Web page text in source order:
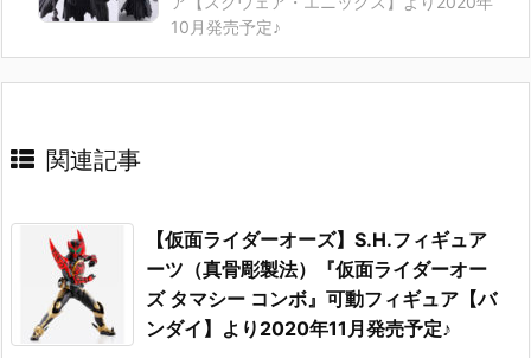
10月発売予定♪
関連記事
【仮面ライダーオーズ】S.H.フィギュア
ーツ（真骨彫製法）『仮面ライダーオー
ズ タマシー コンボ』可動フィギュア【バ
ンダイ】より2020年11月発売予定♪